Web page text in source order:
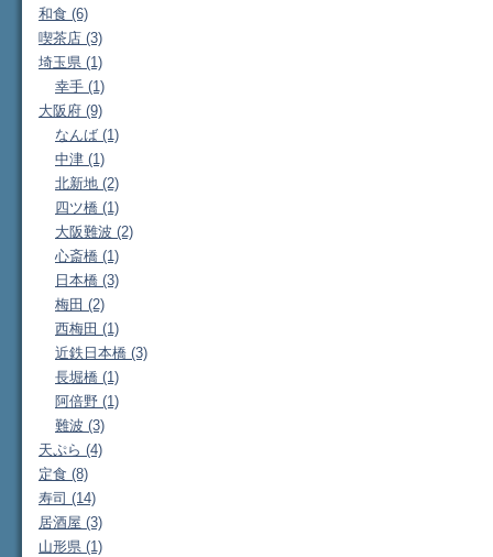
和食 (6)
喫茶店 (3)
埼玉県 (1)
幸手 (1)
大阪府 (9)
なんば (1)
中津 (1)
北新地 (2)
四ツ橋 (1)
大阪難波 (2)
心斎橋 (1)
日本橋 (3)
梅田 (2)
西梅田 (1)
近鉄日本橋 (3)
長堀橋 (1)
阿倍野 (1)
難波 (3)
天ぷら (4)
定食 (8)
寿司 (14)
居酒屋 (3)
山形県 (1)